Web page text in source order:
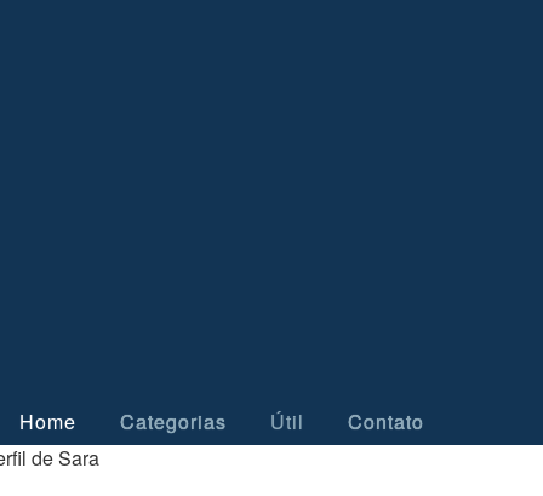
Home Categorias Útil
Contato
de Sara